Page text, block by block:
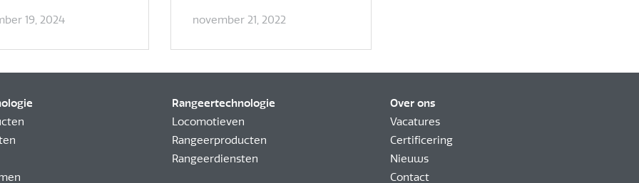
19, 2024 november 21, 2022
Rangeertechnologie
Locomotieven
Rangeerproducten
Rangeerdiensten
Over ons
Vacatures
Certificering
Nieuws
Contact